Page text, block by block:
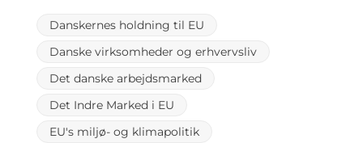
Danskernes holdning til EU
Danske virksomheder og erhvervsliv
Det danske arbejdsmarked
Det Indre Marked i EU
EU's miljø- og klimapolitik